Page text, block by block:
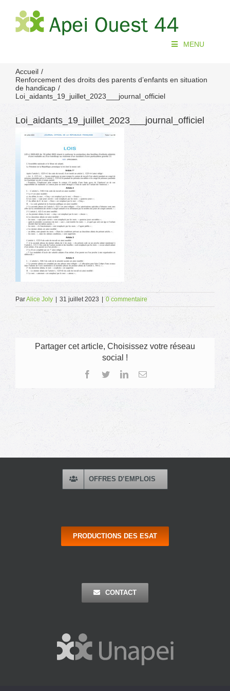
contenu
MENU
Accueil
Renforcement des droits des parents d’enfants en situation
de handicap
Loi_aidants_19_juillet_2023___journal_officiel
Loi_aidants_19_juillet_2023___journal_officiel
ParAlice Joly 31 juillet 2023 0 commentaire
Partager cet article, Choisissez votre réseau
social !
Facebook
TwitterLinkedInEmail
OFFRES D’EMPLOIS
PRODUCTIONS DES ESAT
CONTACT